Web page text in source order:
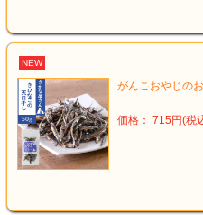
NEW
がんこおやじの
価格： 715円(税